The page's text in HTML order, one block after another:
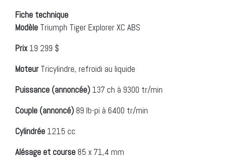
Fiche technique
Modèle Triumph Tiger Explorer XC ABS
Prix19 299 $
MoteurTricylindre, refroidi au liquide
Puissance (annoncée) 137 ch à 9300 tr/min
Couple (annoncé) 89 lb-pi à 6400 tr/min
Cylindrée 1215 cc
Alésage et course 85 x 71,4 mm